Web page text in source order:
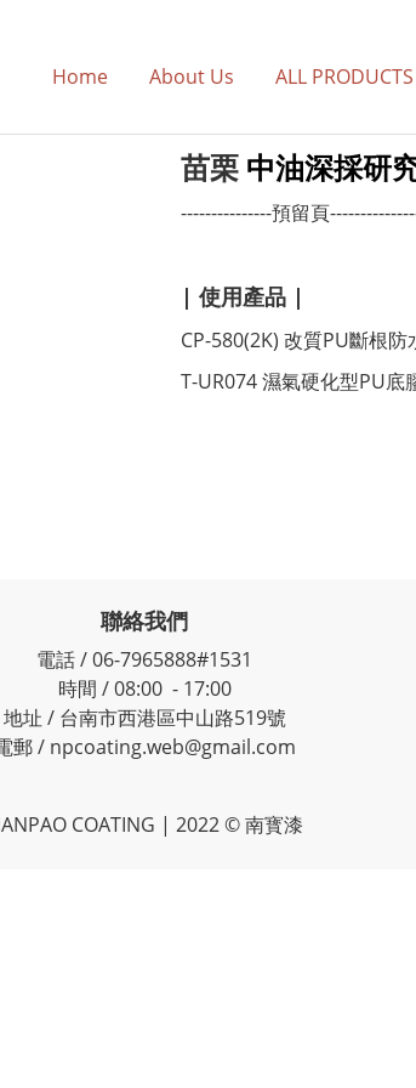
Home About Us ALL
苗栗 中油深採研
---------------預留頁
| 使用產品 |
CP-580(2K) 改質PU斷根防
T-UR074 濕氣硬化型PU底
聯絡我們
電話 / 06-7965888#1531
時間 / 08:00 - 17:00
地址 / 台南市西港區中山路519號
郵 / npcoating.web@gmail.com
COATING | 2022 © 南寳漆